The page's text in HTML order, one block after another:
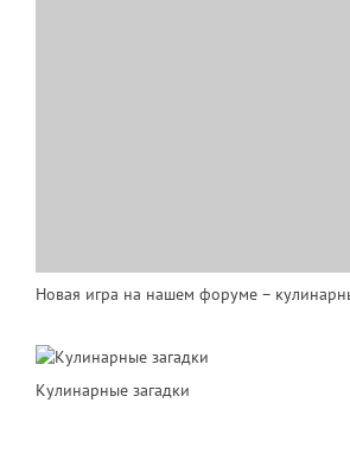
Новая игра на нашем форуме –
Кулинарные загадки